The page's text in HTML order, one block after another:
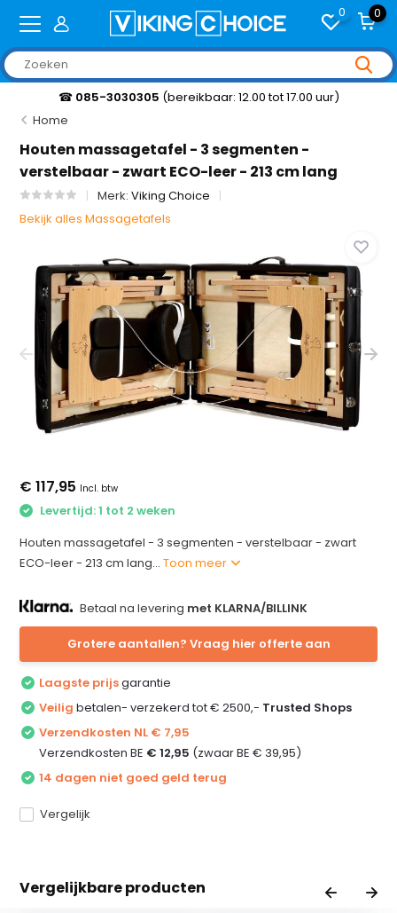
0 0
☎ 085-3030305 (bereikbaar: 12.00 tot 17.00 uur)
Home
Houten massagetafel - 3 segmenten -
verstelbaar - zwart ECO-leer - 213 cm lang
Merk:Viking Choice
Bekijk alles Massagetafels
€ 117,95 Incl. btw
Levertijd: 1 tot 2 weken
Houten massagetafel - 3 segmenten - verstelbaar - zwart
ECO-leer - 213 cm lang...Toon meer
Betaal na levering met KLARNA/BILLINK
Grotere aantallen? Vraag hier offerte aan
Laagste prijsgarantie
Veilig betalen- verzekerd tot € 2500,- Trusted Shops
Verzendkosten NL € 7,95
Verzendkosten BE € 12,95 (zwaar BE € 39,95)
14 dagen niet goed geld terug
Vergelijk
Vergelijkbare producten